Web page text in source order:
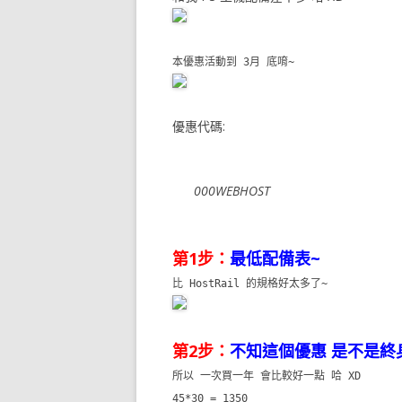
本優惠活動到 3月 底唷~
優惠代碼:
000WEBHOST
第1步： 最低配備表~
比 HostRail 的規格好太多了~
第2步： 不知這個優惠 是不是終
所以 一次買一年 會比較好一點 哈 XD
45*30 = 1350